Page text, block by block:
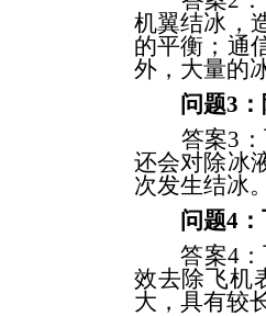
机翼结冰，
的平衡；通
外，大量的
问题3
答案3：飞
还会对除冰
次发生结冰。
问题4
答案4：飞
效去除飞机
大，具有较